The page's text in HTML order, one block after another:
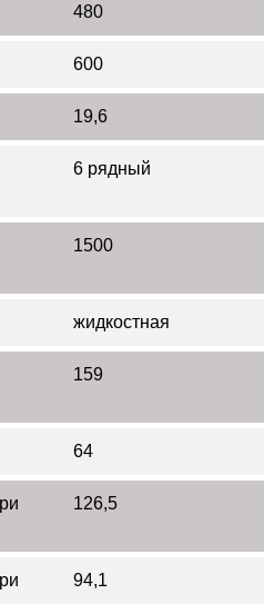
480
600
19,6
6 рядный
1500
жидкостная
159
64
126,5
94,1